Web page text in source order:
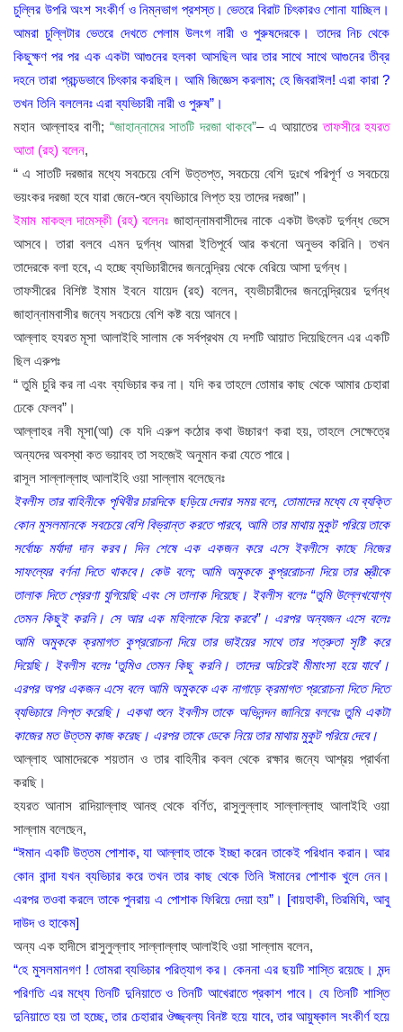
চুল্লির উপরি অংশ সংকীর্ণ ও নিম্নভাগ প্রশস্ত। ভেতরে বিরাট চিৎকারও শোনা যাচ্ছিল।
আমরা চুল্লিটার ভেতরে দেখতে পেলাম উলংগ নারী ও পুরুষদেরকে। তাদের নিচ থেকে
কিছুক্ষণ পর পর এক একটা আগুনের হলকা আসছিল আর তার সাথে সাথে আগুনের তীব্র
দহনে তারা প্রচন্ডভাবে চিৎকার করছিল। আমি জিজ্ঞেস করলাম; হে জিবরাঈল! এরা কারা ?
তখন তিনি বললেনঃ এরা ব্যভিচারী নারী ও পুরুষ”।
মহান আল্লাহর বাণী; “জাহান্নামের সাতটি দরজা থাকবে”– এ আয়াতেরতাফসীরে হযরত
আতা (রহ) বলেন,
“ এ সাতটি দরজার মধ্যে সবচেয়ে বেশি উত্তপ্ত, সবচেয়ে বেশি দুঃখে পরিপূর্ণ ও সবচেয়ে
ভয়ংকর দরজা হবে যারা জেনে-শুনে ব্যভিচারে লিপ্ত হয় তাদের দরজা”।
ইমাম মাকহুল দামেস্কী (রহ) বলেনঃ জাহান্নামবাসীদের নাকে একটা উৎকট দুর্গন্ধ ভেসে
আসবে। তারা বলবে এমন দুর্গন্ধ আমরা ইতিপূর্বে আর কখনো অনুভব করিনি। তখন
তাদেরকে বলা হবে, এ হচ্ছে ব্যভিচারীদের জননেন্দ্রিয় থেকে বেরিয়ে আসা দুর্গন্ধ।
তাফসীরের বিশিষ্ট ইমাম ইবনে যায়েদ (রহ) বলেন, ব্যভীচারীদের জননেন্দ্রিয়ের দুর্গন্ধ
জাহান্নামবাসীর জন্যে সবচেয়ে বেশি কষ্ট বয়ে আনবে।
আল্লাহ হযরত মূসা আলাইহি সালাম কে সর্বপ্রথম যে দশটি আয়াত দিয়েছিলেন এর একটি
ছিল এরুপঃ
“ তুমি চুরি কর না এবং ব্যভিচার কর না। যদি কর তাহলে তোমার কাছ থেকে আমার চেহারা
ঢেকে ফেলব”।
আল্লাহর নবী মূসা(আ) কে যদি এরুপ কঠোর কথা উচ্চারণ করা হয়, তাহলে সেক্ষেত্রে
অন্যদের অবস্থা কত ভয়াবহ তা সহজেই অনুমান করা যেতে পারে।
রাসূল সাল্লাল্লাহু আলাইহি ওয়া সাল্লাম বলেছেনঃ
ইবলীস তার বাহিনীকে পৃথিবীর চারদিকে ছড়িয়ে দেবার সময় বলে, তোমাদের মধ্যে যে ব্যক্তি
কোন মুসলমানকে সবচেয়ে বেশি বিভ্রান্ত করতে পারবে, আমি তার মাথায় মুকুট পরিয়ে তাকে
সর্বোচ্চ মর্যাদা দান করব। দিন শেষে এক একজন করে এসে ইবলীসে কাছে নিজের
সাফল্যের বর্ণনা দিতে থাকবে। কেউ বলে; আমি অমুককে কুপ্ররোচনা দিয়ে তার স্ত্রীকে
তালাক দিতে প্রেরণা যুগিয়েছি এবং সে তালাক দিয়েছে। ইবলীস বলেঃ “তুমি উল্লেখযোগ্য
তেমন কিছুই করনি। সে আর এক মহিলাকে বিয়ে করবে”। এরপর অন্যজন এসে বলেঃ
আমি অমুককে ক্রমাগত কুপ্ররোচনা দিয়ে তার ভাইয়ের সাথে তার শত্রুতা সৃষ্টি করে
দিয়েছি। ইবলীস বলেঃ ‘তুমিও তেমন কিছু করনি। তাদের অচিরেই মীমাংসা হয়ে যাবে’।
এরপর অপর একজন এসে বলে আমি অমুককে এক নাগাড়ে ক্রমাগত প্ররোচনা দিতে দিতে
ব্যভিচারে লিপ্ত করেছি। একথা শুনে ইবলীস তাকে অভিনন্দন জানিয়ে বলবেঃ তুমি একটা
কাজের মত উত্তম কাজ করেছ। এরপর তাকে ডেকে নিয়ে তার মাথায় মুকুট পরিয়ে দেবে।
আল্লাহ আমাদেরকে শয়তান ও তার বাহিনীর কবল থেকে রক্ষার জন্যে আশ্রয় প্রার্থনা
করছি।
হযরত আনাস রাদিয়াল্লাহু আনহু থেকে বর্ণিত, রাসুলুল্লাহ সাল্লাল্লাহু আলাইহি ওয়া
সাল্লাম বলেছেন,
“ঈমান একটি উত্তম পোশাক, যা আল্লাহ তাকে ইচ্ছা করেন তাকেই পরিধান করান। আর
কোন বান্দা যখন ব্যভিচার করে তখন তার কাছ থেকে তিনি ঈমানের পোশাক খুলে নেন।
এরপর তওবা করলে তাকে পুনরায় এ পোশাক ফিরিয়ে দেয়া হয়”। [বায়হাকী, তিরমিযি, আবু
দাউদ ও হাকেম]
অন্য এক হাদীসে রাসুলুল্লাহ সাল্লাল্লাহু আলাইহি ওয়া সাল্লাম বলেন,
“হে মুসলমানগণ ! তোমরা ব্যভিচার পরিত্যাগ কর। কেননা এর ছয়টি শাস্তি রয়েছে। মন্দ
পরিণতি এর মধ্যে তিনটি দুনিয়াতে ও তিনটি আখেরাতে প্রকাশ পাবে। যে তিনটি শাস্তি
দুনিয়াতে হয় তা হচ্ছে, তার চেহারার ঔজ্জ্বল্য বিনষ্ট হয়ে যাবে, তার আয়ুষ্কাল সংকীর্ণ হয়ে